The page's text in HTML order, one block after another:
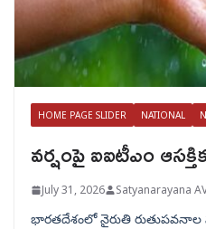
HOME PAGE SLIDER NATIONAL
వర్షంపై ఐఐటీఎం
July 31, 2026 Satyanarayana
భారతదేశంలో నైరుతి